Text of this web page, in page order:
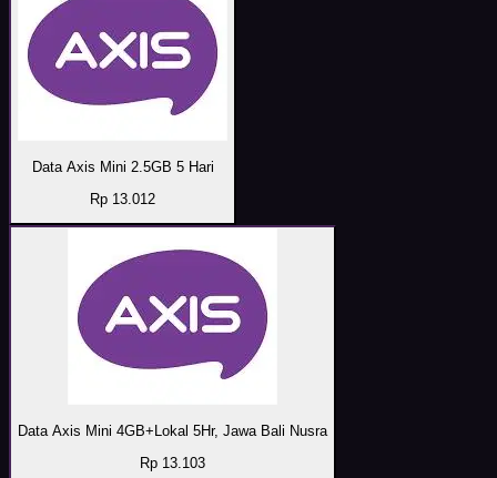
Data Axis Mini 2.5GB 5 Hari
Rp 13.012
Data Axis Mini 4GB+Lokal 5Hr, Jawa Bali Nusra
Rp 13.103